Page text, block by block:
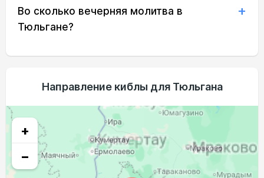
04:10 06:10
06:16 13:17
04:23 06:18 13:17 17:06 20:15 22:01
Во сколько вечерняя молитва в
Тюльгане?
Направление киблы для Тюльгана
+
−